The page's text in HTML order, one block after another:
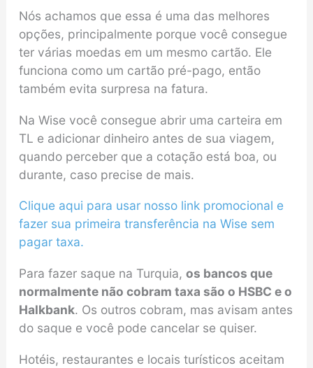
Nós achamos que essa é uma das melhores
opções, principalmente porque você consegue
ter várias moedas em um mesmo cartão. Ele
funciona como um cartão pré-pago, então
também evita surpresa na fatura.
Na Wise você consegue abrir uma carteira em
TL e adicionar dinheiro antes de sua viagem,
quando perceber que a cotação está boa, ou
durante, caso precise de mais.
Clique aqui para usar nosso link promocional e
fazer sua primeira transferência na Wise sem
pagar taxa.
Para fazer saque na Turquia, os bancos que
normalmente não cobram taxa são o HSBC e o
Halkbank. Os outros cobram, mas avisam antes
do saque e você pode cancelar se quiser.
Hotéis, restaurantes e locais turísticos aceitam